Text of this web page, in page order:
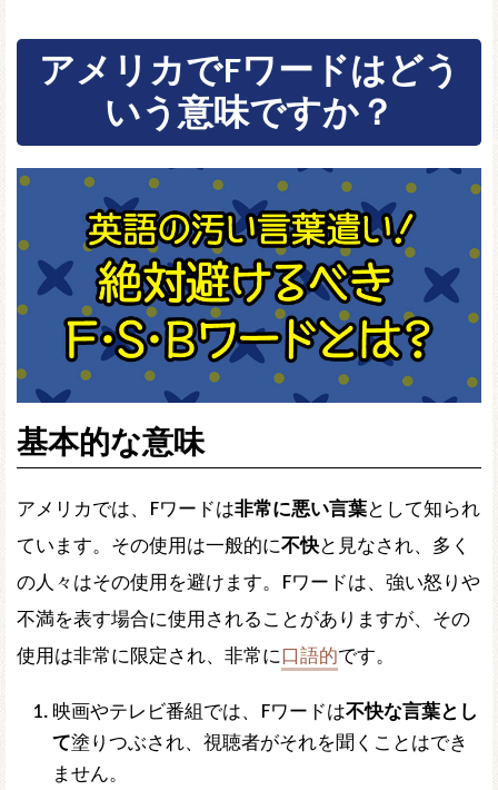
アメリカでFワードはどう
いう意味ですか？
基本的な意味
アメリカでは、Fワードは非常に悪い言葉として知られ
ています。その使用は一般的に不快と見なされ、多く
の人々はその使用を避けます。Fワードは、強い怒りや
不満を表す場合に使用されることがありますが、その
使用は非常に限定され、非常に口語的です。
映画やテレビ番組では、Fワードは不快な言葉とし
て塗りつぶされ、視聴者がそれを聞くことはでき
ません。